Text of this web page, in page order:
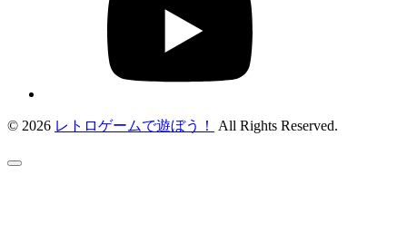
© 2026 レトロゲームで遊ぼう！ All Rights Reserved.